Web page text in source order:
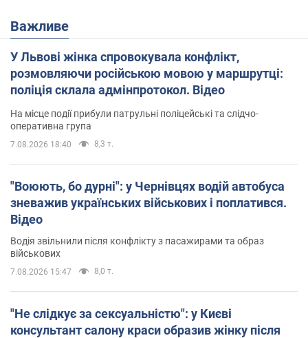
Важливе
У Львові жінка спровокувала конфлікт,
розмовляючи російською мовою у маршрутці:
поліція склала адмінпротокол. Відео
На місце події прибули патрульні поліцейські та слідчо-
оперативна група
7.08.2026 18:40 8,3 т.
"Воюють, бо дурні": у Чернівцях водій автобуса
зневажив українських військових і поплатився.
Відео
Водія звільнили після конфлікту з пасажирами та образ
військових
7.08.2026 15:47 8,0 т.
"Не слідкує за сексуальністю": у Києві
консультант салону краси образив жінку після